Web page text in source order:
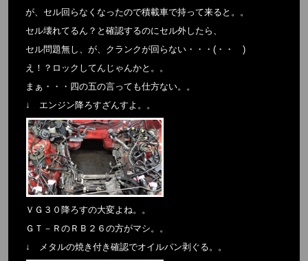
が、セル回らなくなったので積載車で持って来ると。。
セル壊れてるん？と確認するのにセル外したら、
セル問題無し、が、クランクが回らない・・・(・・ )
え！？ロックしてんじゃんかと。。
まぁ・・・四の五の言っても仕方ない。。
↓ エンジン降ろすざんすよ。。
ＶＧ３０降ろすの大変よね。。
ＧＴ－ＲのＲＢ２６の方がマシ。。
↓ メタルの焼き付き確認でオイルパン剥ぐる。。